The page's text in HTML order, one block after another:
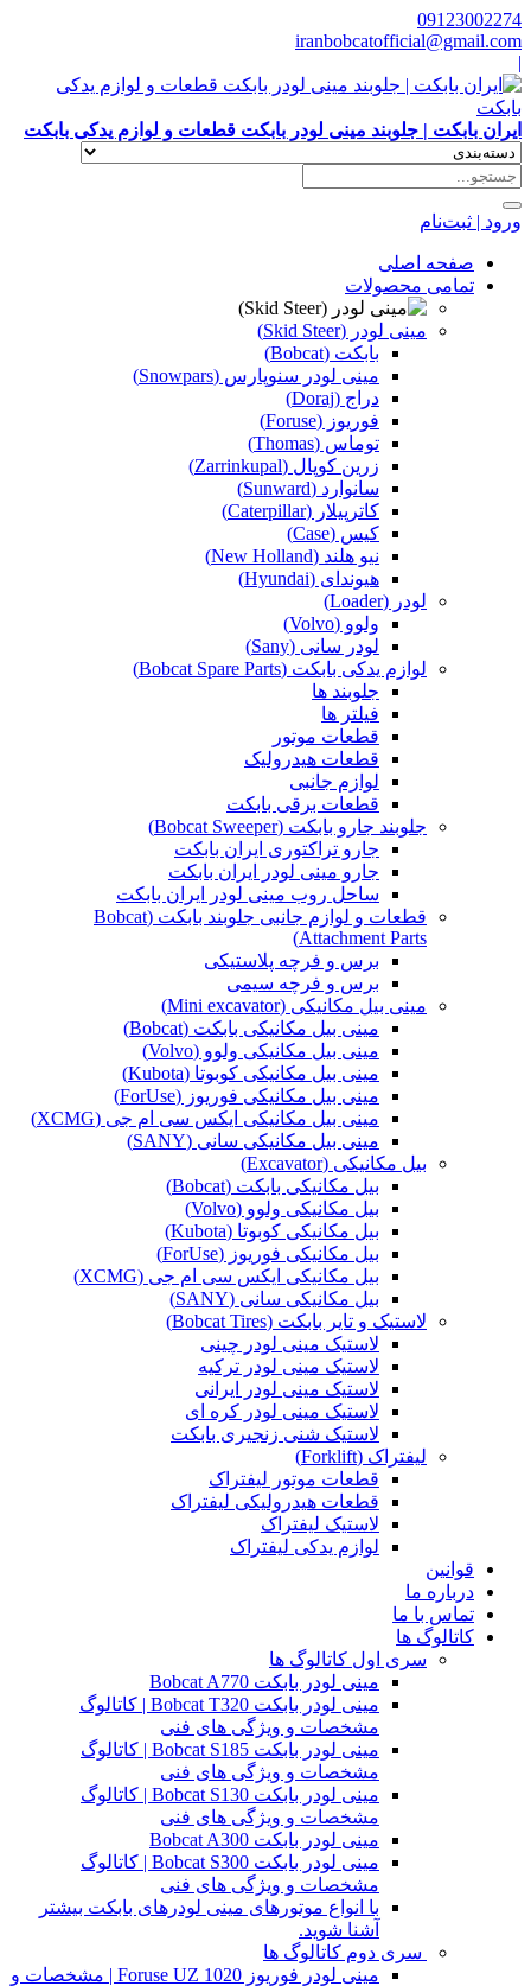
09123002274
iranbobcatofficial@gmail.com
|
ایران بابکت | جلوبند مینی لودر بابکت قطعات و لوازم یدکی بابکت
ورود | ثبت‌نام
صفحه اصلی
تمامی محصولات
مینی لودر (Skid Steer)
بابکت (Bobcat)
مینی لودر سنوپارس (Snowpars)
دراج (Doraj)
فوریوز (Foruse)
توماس (Thomas)
زرین کوپال (Zarrinkupal)
سانوارد (Sunward)
کاترپیلار (Caterpillar)
کیس (Case)
نیو هلند (New Holland)
هیوندای (Hyundai)
لودر (Loader)
ولوو (Volvo)
لودر سانی (Sany)
لوازم یدکی بابکت (Bobcat Spare Parts)
جلوبند ها
فیلتر ها
قطعات موتور
قطعات هیدرولیک
لوازم جانبی
قطعات برقی بابکت
جلوبند جارو بابکت (Bobcat Sweeper)
جارو تراکتوری ایران بابکت
جارو مینی لودر ایران بابکت
ساحل روب مینی لودر ایران بابکت
قطعات و لوازم جانبی جلوبند بابکت (Bobcat
Attachment Parts)
برس و فرچه پلاستیکی
برس و فرچه سیمی
مینی بیل مکانیکی (Mini excavator)
مینی بیل مکانیکی بابکت (Bobcat)
مینی بیل مکانیکی ولوو (Volvo)
مینی بیل مکانیکی کوبوتا (Kubota)
مینی بیل مکانیکی فوریوز (ForUse)
مینی بیل مکانیکی ایکس سی ام جی (XCMG)
مینی بیل مکانیکی سانی (SANY)
بیل مکانیکی (Excavator)
بیل مکانیکی بابکت (Bobcat)
بیل مکانیکی ولوو (Volvo)
بیل مکانیکی کوبوتا (Kubota)
بیل مکانیکی فوریوز (ForUse)
بیل مکانیکی ایکس سی ام جی (XCMG)
بیل مکانیکی سانی (SANY)
لاستیک و تایر بابکت (Bobcat Tires)
لاستیک مینی لودر چینی
لاستیک مینی لودر ترکیه
لاستیک مینی لودر ایرانی
لاستیک مینی لودر کره ای
لاستیک شنی زنجیری بابکت
لیفتراک (Forklift)
قطعات موتور لیفتراک
قطعات هیدرولیکی لیفتراک
لاستیک لیفتراک
لوازم یدکی لیفتراک
قوانین
درباره ما
تماس با ما
کاتالوگ ها
سری اول کاتالوگ ها
مینی لودر بابکت Bobcat A770
مینی لودر بابکت Bobcat T320 | کاتالوگ
مشخصات و ویژگی های فنی
مینی لودر بابکت Bobcat S185 | کاتالوگ
مشخصات و ویژگی های فنی
مینی لودر بابکت Bobcat S130 | کاتالوگ
مشخصات و ویژگی های فنی
مینی لودر بابکت Bobcat A300
مینی لودر بابکت Bobcat S300 | کاتالوگ
مشخصات و ویژگی های فنی
با انواع موتورهای مینی لودرهای بابکت بیشتر
آشنا شوید.
سری دوم کاتالوگ ها
مینی لودر فوریوز Foruse UZ 1020 | مشخصات و